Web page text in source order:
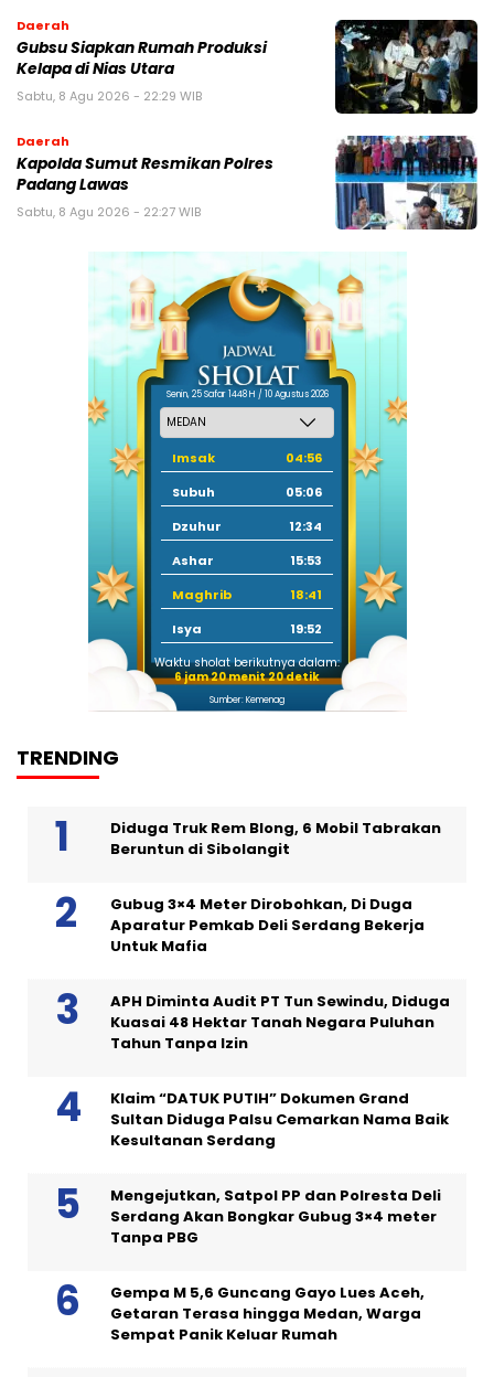
Daerah
Gubsu Siapkan Rumah Produksi
Kelapa di Nias Utara
Sabtu, 8 Agu 2026 - 22:29 WIB
Daerah
Kapolda Sumut Resmikan Polres
Padang Lawas
Sabtu, 8 Agu 2026 - 22:27 WIB
Senin, 25 Safar 1448 H / 10 Agustus 2026
Imsak
04:56
Subuh
05:06
Dzuhur
12:34
Ashar
15:53
Maghrib
18:41
Isya
19:52
Waktu sholat berikutnya dalam:
6 jam 20 menit 19 detik
Sumber: Kemenag
TRENDING
Diduga Truk Rem Blong, 6 Mobil Tabrakan
Beruntun di Sibolangit
Gubug 3×4 Meter Dirobohkan, Di Duga
Aparatur Pemkab Deli Serdang Bekerja
Untuk Mafia
APH Diminta Audit PT Tun Sewindu, Diduga
Kuasai 48 Hektar Tanah Negara Puluhan
Tahun Tanpa Izin
Klaim “DATUK PUTIH” Dokumen Grand
Sultan Diduga Palsu Cemarkan Nama Baik
Kesultanan Serdang
Mengejutkan, Satpol PP dan Polresta Deli
Serdang Akan Bongkar Gubug 3×4 meter
Tanpa PBG
Gempa M 5,6 Guncang Gayo Lues Aceh,
Getaran Terasa hingga Medan, Warga
Sempat Panik Keluar Rumah